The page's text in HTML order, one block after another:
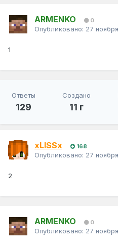
ARMENKO 0
Опубликовано: 27
1
Ответы
129
Создано
11 г
xLISSx 168
Опубликовано: 27
2
ARMENKO 0
Опубликовано: 27